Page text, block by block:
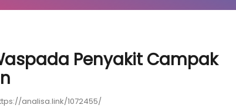
Penyakit Campak
analisa.link/1072455/